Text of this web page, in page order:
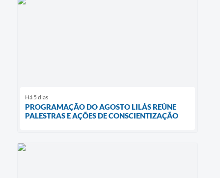
Há 5 dias
PROGRAMAÇÃO DO AGOSTO LILÁS REÚNE
PALESTRAS E AÇÕES DE CONSCIENTIZAÇÃO